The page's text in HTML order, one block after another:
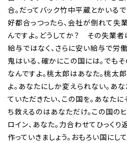
合。だってバック竹中平蔵とかいる
好都合っつったら、会社が倒れて失
んですよ。どうしてか？ その失業
給与ではなく、さらに安い給与で労
鬼はいる、確かにこの国には。でも
なんですよ。桃太郎はあなた。桃太
よ。あなたにしか変えられない。あ
ていただきたい、この国を。あなた
ち救えるのはあなただけ。この国の
ロイン、あなた。力合わせてひっく
作っていきましょう。おもろい国にし